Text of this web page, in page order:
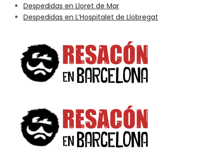
Despedidas en Lloret de Mar
Despedidas en L’Hospitalet de Llobregat